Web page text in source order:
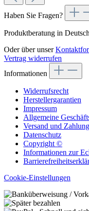
Haben Sie Fragen?
Produktberatung in
Oder über unser
Vertrag widerrufen
Informationen
Widerrufsrecht
Herstellergarantien
Impressum
Allgemeine
Versand und
Datenschutz
Copyright ©
Informationen zur
Cookie-Einstellungen